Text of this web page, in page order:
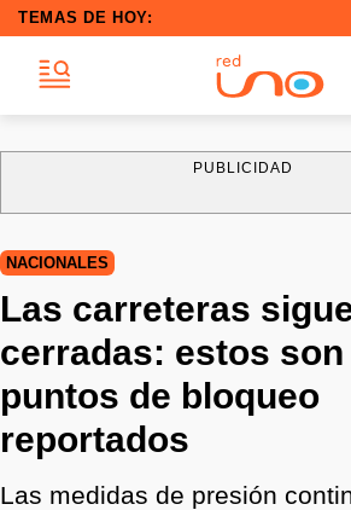
TEMAS DE HOY:
PUBLICIDAD
NACIONALES
Las carreteras
cerradas: estos
puntos de bloqueo
reportados
Las medidas de presión